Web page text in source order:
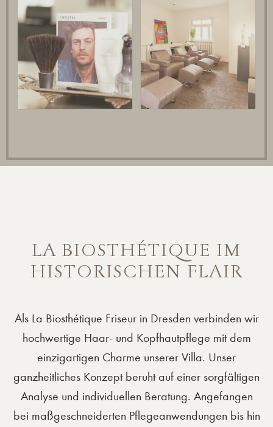
LA BIOSTHÉTIQUE IM
HISTORISCHEN FLAIR
Als La Biosthétique Friseur in Dresden verbinden wir
hochwertige Haar- und Kopfhautpflege mit dem
einzigartigen Charme unserer Villa. Unser
ganzheitliches Konzept beruht auf einer sorgfältigen
Analyse und individuellen Beratung. Angefangen
bei maßgeschneiderten Pflegeanwendungen bis hin